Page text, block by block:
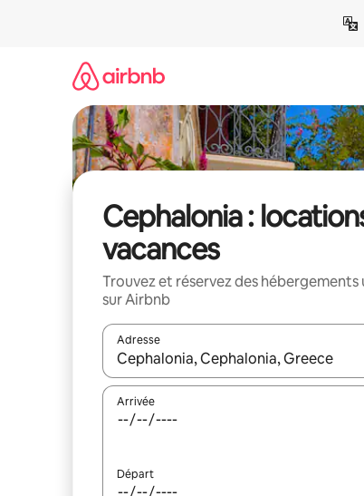
Cephalonia :
vacances
Trouvez et réservez des hébergements
sur Airbnb
Adresse
Lorsque les résultats s'affichent, utilisez
Arrivée
Départ